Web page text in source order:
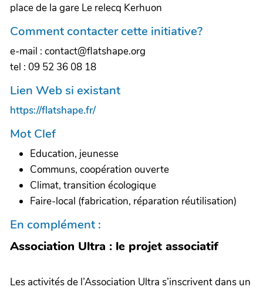
place de la gare Le relecq Kerhuon
Comment contacter cette initiative?
e-mail : contact@flatshape.org
tel : 09 52 36 08 18
Lien Web si existant
https://flatshape.fr/
Mot Clef
Education, jeunesse
Communs, coopération ouverte
Climat, transition écologique
Faire-local (fabrication, réparation réutilisation)
En complément :
Association Ultra : le projet associatif
Les activités de l’Association Ultra s’inscrivent dans un